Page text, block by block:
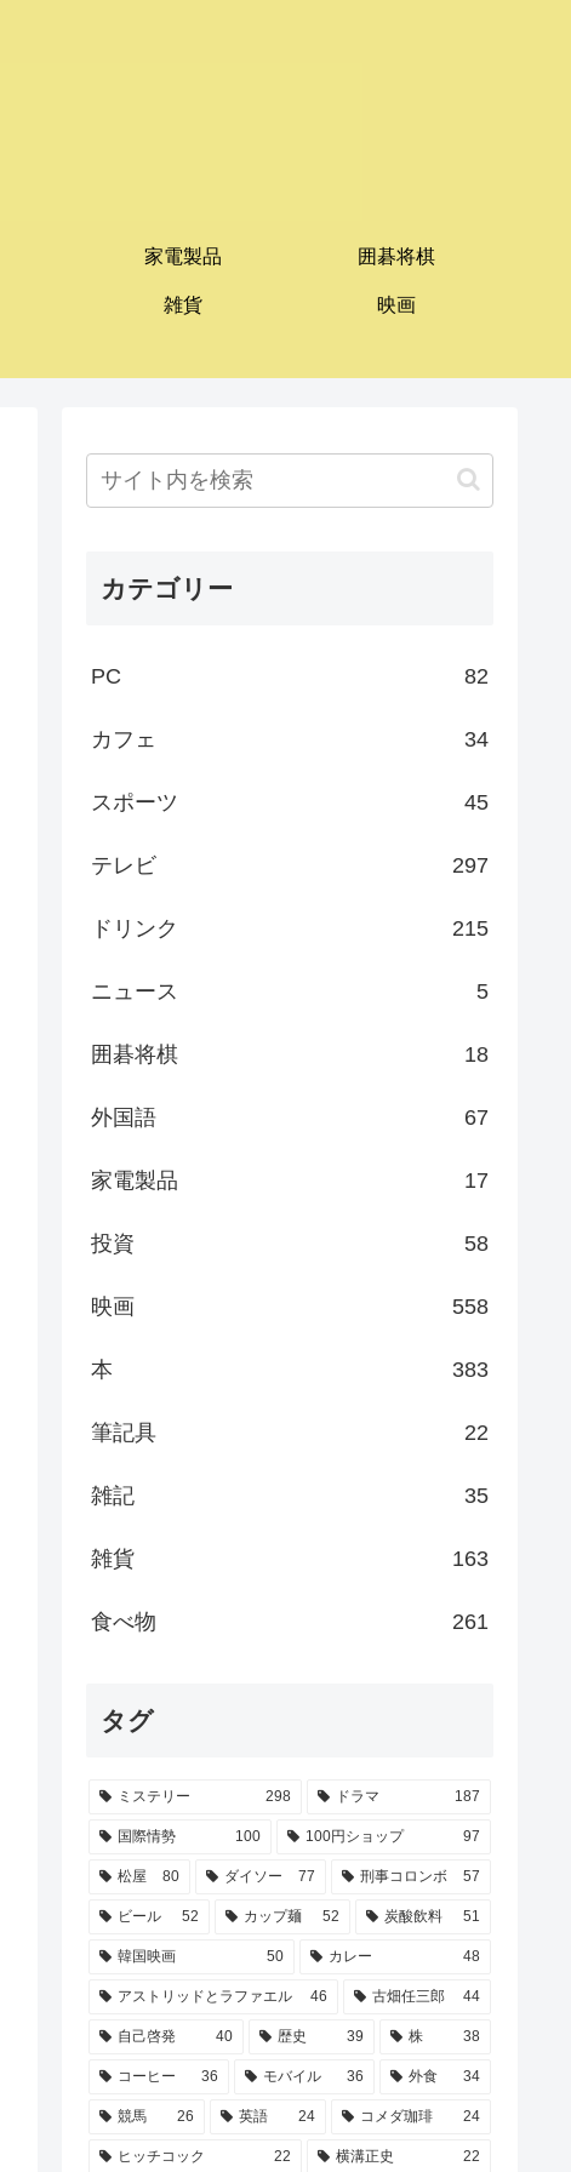
家電製品 囲碁将棋
雑貨 映画
カテゴリー
PC 82
カフェ 34
スポーツ 45
テレビ 297
ドリンク 215
ニュース 5
囲碁将棋 18
外国語 67
家電製品 17
投資 58
映画 558
本 383
筆記具 22
雑記 35
雑貨 163
食べ物 261
タグ
ミステリー 298 ドラマ 187
国際情勢 100 100円ショップ 97
松屋 80 ダイソー 77 刑事コロンボ 57
ビール 52 カップ麺 52 炭酸飲料 51
韓国映画 50 カレー 48
アストリッドとラファエル 46 古畑任三郎 44
自己啓発 40 歴史 39 株 38
コーヒー 36 モバイル 36 外食 34
競馬 26 英語 24 コメダ珈琲 24
ヒッチコック 22 横溝正史 22